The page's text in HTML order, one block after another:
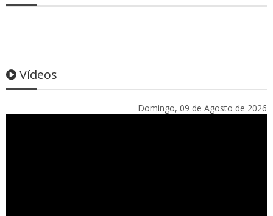
Vídeos
Domingo, 09 de Agosto de 2026